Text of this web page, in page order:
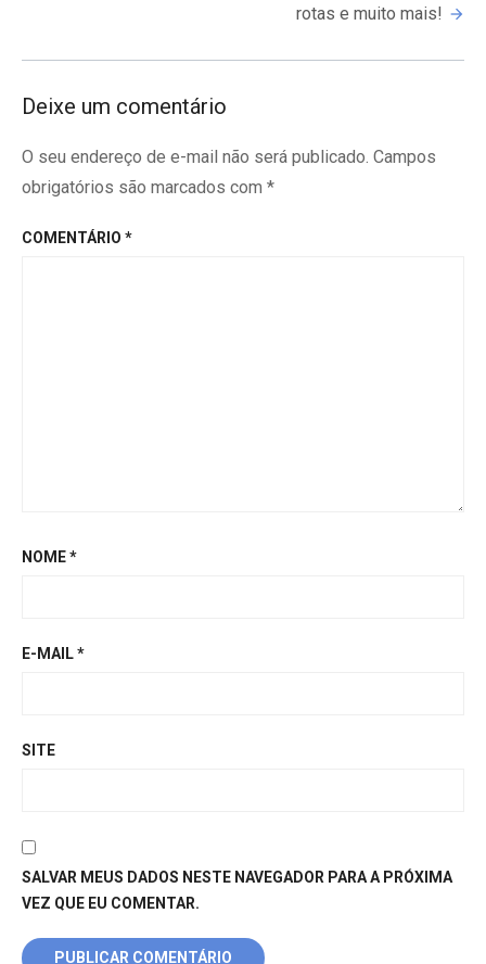
rotas e muito mais!
Deixe um comentário
O seu endereço de e-mail não será publicado. Campos
obrigatórios são marcados com *
COMENTÁRIO *
NOME*
E-MAIL*
SITE
SALVAR MEUS DADOS NESTE NAVEGADOR PARA A PRÓXIMA
VEZ QUE EU COMENTAR.